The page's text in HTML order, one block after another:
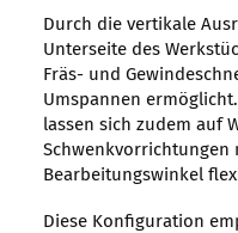
Durch die vertikale
Unterseite des
Fräs- und
Umspannen
lassen sich zudem auf
Schwenkvorrichtungen
Bearbeitungswinkel
Diese Konfiguration